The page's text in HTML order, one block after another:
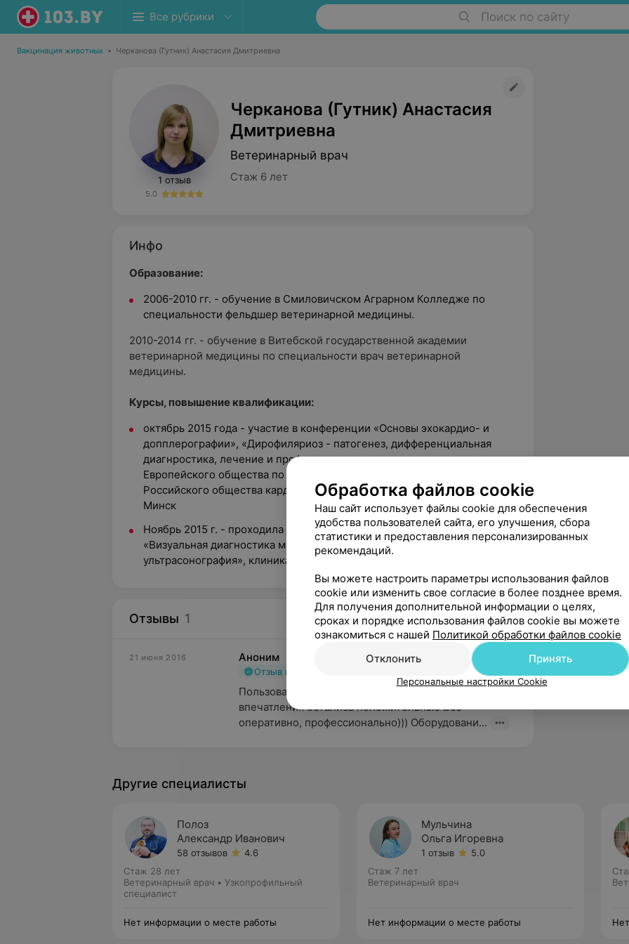
Все рубрики Поиск по сайту
Вакцинация животных • Черканова (Гутник) Анастасия Дмитриевна
1 отзыв
5.0
Черканова (Гутник) Анастасия
Дмитриевна
Ветеринарный врач
Стаж 6 лет
Инфо
Образование:
2006-2010 гг. - обучение в Смиловичском Аграрном Колледже по
специальности фельдшер ветеринарной медицины.
2010-2014 гг. - обучение в Витебской государственной академии
ветеринарной медицины по специальности врач ветеринарной
медицины.
Курсы, повышение квалификации:
октябрь 2015 года - участие в конференции «Основы эхокардио- и
допплерографии», «Дирофиляриоз - патогенез, дифференциальная
диагнростика, лечение и профилактика» -лектор - к.в.н. , член
Европейского общества по дирофиляриозу и Ангилостронгилезу, член
Российского общества кардиологов, Чернов Владимир Николаевич. Г.
Минск
Ноябрь 2015 г. - проходила курс по повышению квалификации
«Визуальная диагностика мелких домашних животных –
ультрасонография», клиника Биоконтроль, Москва.
Отзывы 1
21 июня 2016 Аноним
Отзыв подтвержден
Пользовались услугами данной клиники и
впечатления остались положительные Все
оперативно, профессионально))) Оборудовани...
Другие специалисты
Полоз
Александр Иванович
58 отзывов
4.6
Стаж 28 лет
Ветеринарный врач • Узкопрофильный
специалист
Нет информации о месте работы
Мульчина
Ольга Игоревна
1 отзыв
5.0
Стаж 7 лет
Ветеринарный врач
Нет информации о месте работы
Обработка файлов cookie
Наш сайт использует файлы cookie для обеспечения
удобства пользователей сайта, его улучшения, сбора
статистики и предоставления персонализированных
рекомендаций.
Вы можете настроить параметры использования файлов
cookie или изменить свое согласие в более позднее время.
Для получения дополнительной информации о целях,
сроках и порядке использования файлов cookie вы можете
ознакомиться с нашей Политикой обработки файлов cookie
Отклонить
Принять
Персональные настройки Cookie